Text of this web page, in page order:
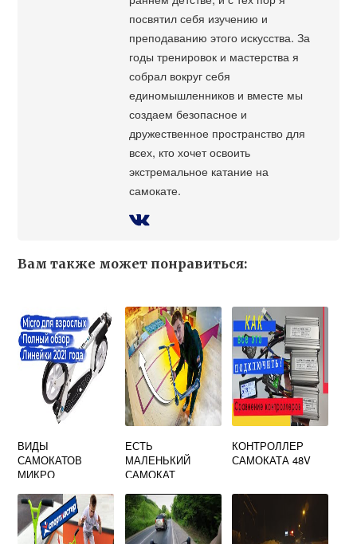
посвятил себя изучению и
преподаванию этого искусства. За
годы тренировок и мастерства я
собрал вокруг себя
единомышленников и вместе мы
создаем безопасное и
дружественное пространство для
всех, кто хочет освоить
экстремальное катание на
самокате.
Вам также может понравиться:
ВИДЫ
САМОКАТОВ
МИКРО
ЕСТЬ
МАЛЕНЬКИЙ
САМОКАТ
КОНТРОЛЛЕР
САМОКАТА 48V